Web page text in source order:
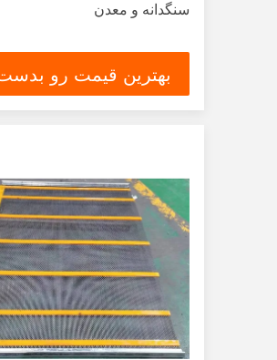
سنگدانه و معدن
بهترین قیمت رو بدست